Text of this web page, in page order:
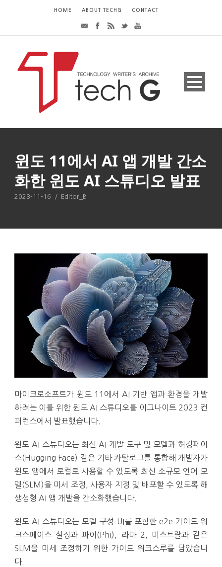
HOME ABOUT TECHG CONTACT
윈도 11에서 AI 앱 개발 간소
화한 윈도 AI 스튜디오 발표
2023-11-16 / Editor_B
마이크로소프트가 윈도 11에서 AI 기반 앱과 환경을 개발
하려는 이를 위한 윈도 AI 스튜디오를 이그나이트 2023 컨
퍼런스에서 발표했습니다.
윈도 AI 스튜디오는 최신 AI 개발 도구 및 모델과 허깅페이
스(Hugging Face) 같은 기타 카탈로그를 통합해 개발자가
윈도 앱에서 로컬로 사용할 수 있도록 최신 소규모 언어 모
델(SLM)을 미세 조정, 사용자 지정 및 배포할 수 있도록 해
생성형 AI 앱 개발을 간소화했습니다.
윈도 AI 스튜디오는 모델 구성 UI를 포함한 e2e 가이드 워
크스페이스 설정과 파이(Phi), 라마 2, 미스트랄과 같은
SLM을 미세 조정하기 위한 가이드 워크스루를 담았습니
다.